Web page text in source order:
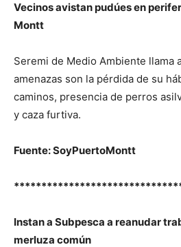
Vecinos avistan pudúes en
Montt
Seremi de Medio Ambiente llama
amenazas son la pérdida de su
caminos, presencia de perros
y caza furtiva.
Fuente: SoyPuertoMontt
Instan a Subpesca a reanudar
merluza común